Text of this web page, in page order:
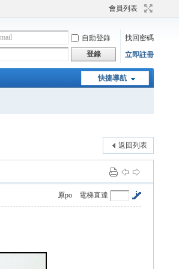
會員列表
自動登錄
找回密碼
登錄
立即註冊
快捷導航
返回列表
電梯直達
原po